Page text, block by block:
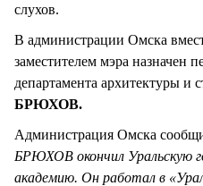
слухов.
В администрации Омска
заместителем мэра назначен
департамента архитектуры и
БРЮХОВ.
Администрация Омска
БРЮХОВ окончил Уральскую
академию. Он работал в